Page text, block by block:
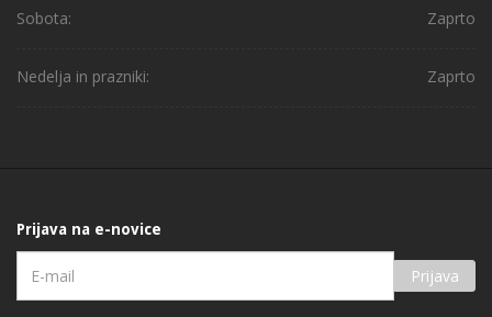
Sobota: Zaprto
Nedelja in prazniki: Zaprto
Prijava na e-novice
Prijava